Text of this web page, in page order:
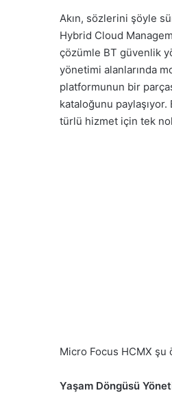
Akın, sözlerini şöyle
Hybrid Cloud
çözümle BT güvenlik
yönetimi alanlarında
platformunun bir
kataloğunu paylaşıyor.
türlü hizmet için tek
Micro Focus HCMX şu
Yaşam Döngüsü